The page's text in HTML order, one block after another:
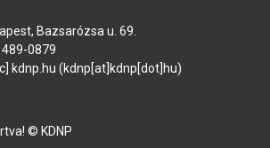
Bazsarózsa u. 69.
489-0879
kdnp.hu (kdnp[at]kdnp[dot]hu)
© KDNP